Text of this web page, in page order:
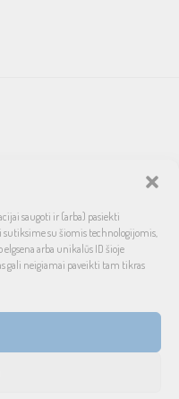
saugoti ir (arba) pasiekti
sutiksime su šiomis technologijomis,
arba unikalūs ID šioje
gali neigiamai paveikti tam tikras
automobilinės garso
garantuotas optimalus